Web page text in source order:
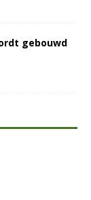
gebouwd